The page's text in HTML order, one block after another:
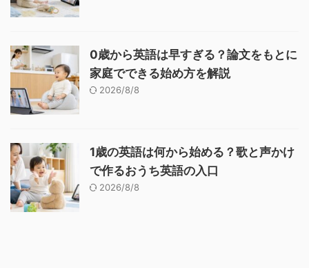
0歳から英語は早すぎる？論文をもとに
家庭でできる始め方を解説
2026/8/8
1歳の英語は何から始める？歌と声かけ
で作るおうち英語の入口
2026/8/8